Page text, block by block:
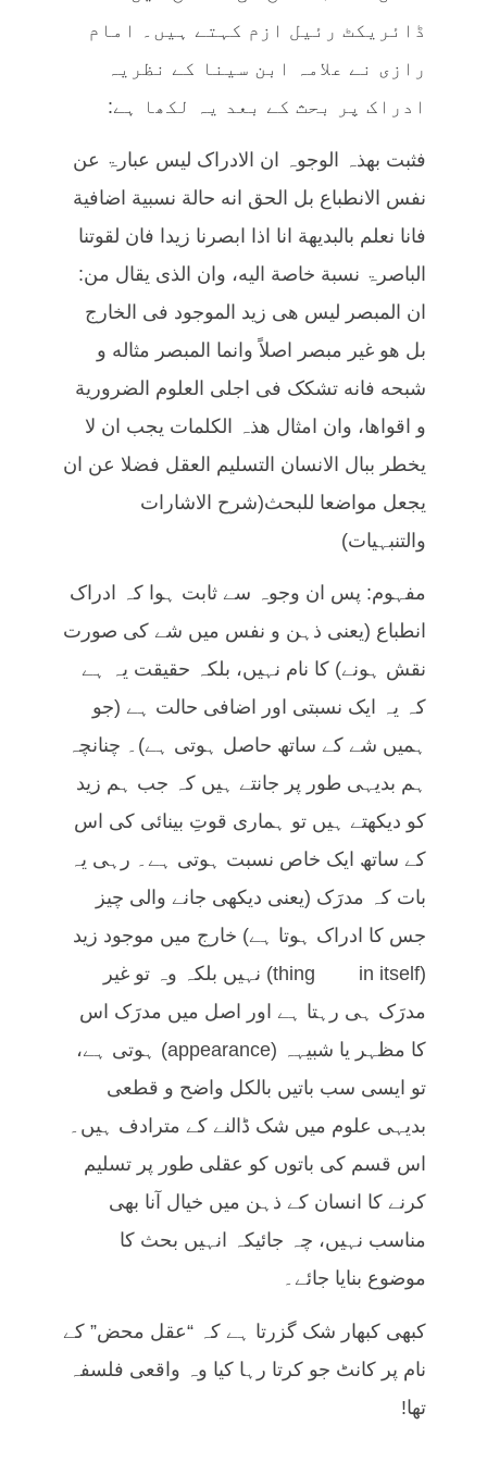
ڈائریکٹ رئیل ازم کہتے ہیں۔ امام
رازی نے علامہ ابن سینا کے نظریہ
ادراک پر بحث کے بعد یہ لکھا ہے:
فثبت بھذہ الوجوہ ان الادراک لیس عبارۃ عن
نفس الانطباع بل الحق انه حالة نسبیة اضافیة
فانا نعلم بالبدیھة انا اذا ابصرنا زیدا فان لقوتنا
الباصرۃ نسبة خاصة الیه، وان الذی یقال من:
ان المبصر لیس ھی زید الموجود فی الخارج
بل ھو غیر مبصر اصلاً وانما المبصر مثاله و
شبحه فانه تشکک فی اجلی العلوم الضروریة
و اقواھا، وان امثال ھذہ الکلمات یجب ان لا
یخطر ببال الانسان التسلیم العقل فضلا عن ان
یجعل مواضعا للبحث(شرح الاشارات
والتنبہیات)
مفہوم: پس ان وجوہ سے ثابت ہوا کہ ادراک
انطباع (یعنی ذہن و نفس میں شے کی صورت
نقش ہونے) کا نام نہیں، بلکہ حقیقت یہ ہے
کہ یہ ایک نسبتی اور اضافی حالت ہے (جو
ہمیں شے کے ساتھ حاصل ہوتی ہے)۔ چنانچہ
ہم بدیہی طور پر جانتے ہیں کہ جب ہم زید
کو دیکھتے ہیں تو ہماری قوتِ بینائی کی اس
کے ساتھ ایک خاص نسبت ہوتی ہے۔ رہی یہ
بات کہ مدرَک (یعنی دیکھی جانے والی چیز
جس کا ادراک ہوتا ہے) خارج میں موجود زید
(thing in itself) نہیں بلکہ وہ تو غیر
مدرَک ہی رہتا ہے اور اصل میں مدرَک اس
کا مظہر یا شبیہہ (appearance) ہوتی ہے،
تو ایسی سب باتیں بالکل واضح و قطعی
بدیہی علوم میں شک ڈالنے کے مترادف ہیں۔
اس قسم کی باتوں کو عقلی طور پر تسلیم
کرنے کا انسان کے ذہن میں خیال آنا بھی
مناسب نہیں، چہ جائیکہ انہیں بحث کا
موضوع بنایا جائے۔
کبھی کبھار شک گزرتا ہے کہ “عقل محض” کے
نام پر کانٹ جو کرتا رہا کیا وہ واقعی فلسفہ
تھا!